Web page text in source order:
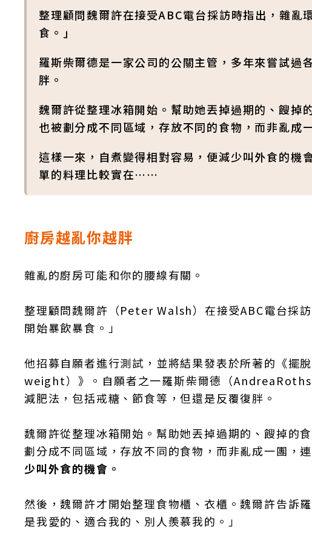
整理顧問魏爾許在接受ABC電台採訪時指出，雜亂
食。」
羅斯柴爾德是一家公司的公關主管，多年來嘗試過
胖。
魏爾許從整理冰箱開始。幫助她丟掉過期的、餿掉
也被劃分成不同區域，存放不同的食物，而非亂成
這樣一來，自煮變得相對容易，便減少叫外食的機
單的料理比較實在……
廚房越亂你越胖
雜亂的廚房可能和你的腰線有關。
整理顧問魏爾許（Peter Walsh）在接受ABC電台採
開始暴飲暴食。」
他招募自願者進行測試，並將結果發表於所著的《
weight）》。自願者之一羅斯柴爾德（
減肥法，包括戒糖、節食等，但還是反覆復胖。
魏爾許從整理冰箱開始。幫助她丟掉過期的、餿掉的
劃分成不同區域，存放不同的食物，而非亂成一團，
少叫外食的機會。
然後，魏爾許才開始整理食物櫃、衣櫃。魏爾許告訴
是我愛的、適合我的、別人羨慕我的。」